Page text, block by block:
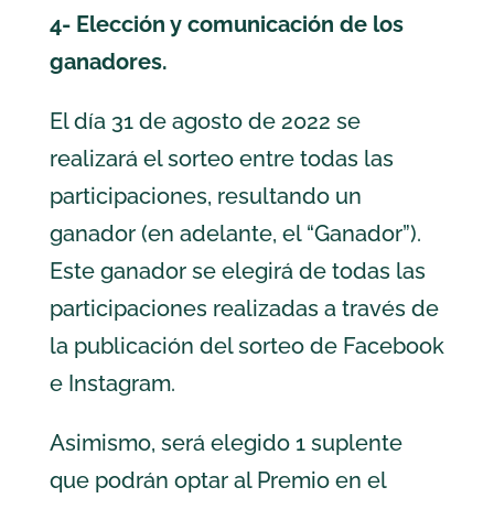
4- Elección y comunicación de los
ganadores.
El día 31 de agosto de 2022 se
realizará el sorteo entre todas las
participaciones, resultando un
ganador (en adelante, el “Ganador”).
Este ganador se elegirá de todas las
participaciones realizadas a través de
la publicación del sorteo de Facebook
e Instagram.
Asimismo, será elegido 1 suplente
que podrán optar al Premio en el